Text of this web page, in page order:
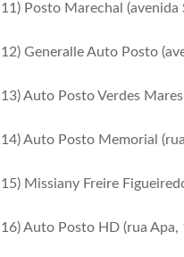
11) Posto Marechal (avenida
12) Generalle Auto Posto
13) Auto Posto Verdes
14) Auto Posto Memorial
15) Missiany Freire
16) Auto Posto HD (rua Apa,